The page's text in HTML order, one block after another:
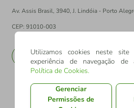
Av. Assis Brasil, 3940, J. Lindóia - Porto
CEP: 91010-003
EN
Utilizamos cookies neste
experiência de navegação
Política de Cookies.
Gerenciar
Permissões de